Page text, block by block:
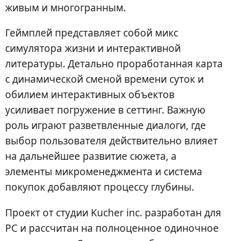
живым и многогранным.
Геймплей представляет собой микс
симулятора жизни и интерактивной
литературы. Детально проработанная карта
с динамической сменой времени суток и
обилием интерактивных объектов
усиливает погружение в сеттинг. Важную
роль играют разветвленные диалоги, где
выбор пользователя действительно влияет
на дальнейшее развитие сюжета, а
элементы микроменеджмента и система
покупок добавляют процессу глубины.
Проект от студии Kucher inc. разработан для
PC и рассчитан на полноценное одиночное